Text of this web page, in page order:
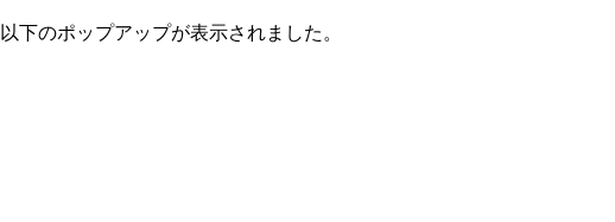
下のポップアップが表示されました。